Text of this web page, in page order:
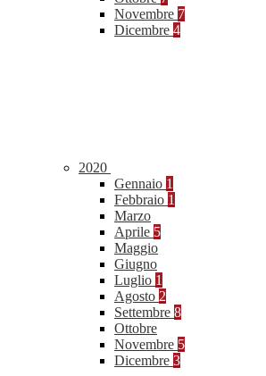
Novembre 7
Dicembre 4
2020
Gennaio 1
Febbraio 1
Marzo
Aprile 5
Maggio
Giugno
Luglio 1
Agosto 2
Settembre 8
Ottobre
Novembre 5
Dicembre 3